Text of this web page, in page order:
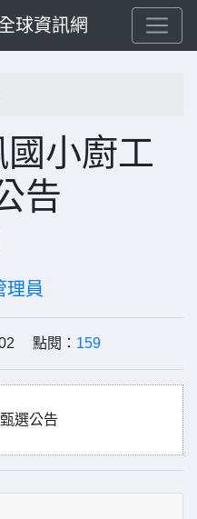
球資訊網
小廚工
告
理員
點閱： 159
選公告